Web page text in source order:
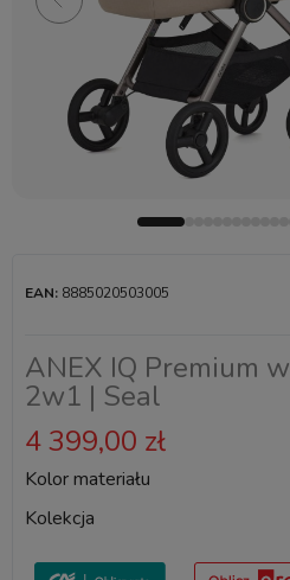
EAN: 8885020503005
ANEX IQ Premium
2w1 | Seal
4 399,00 zł
Kolor materiału
Kolekcja